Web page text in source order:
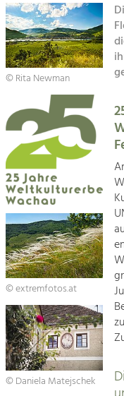
Projects
Kirchen am Fluss
Impressum
Kontakt
Agriculture
Managing and
Landscape.
Tourism
Offer Development
Art & Culture
Crafts, Science and
Social
& Identity
Equality, Youth and
Mobility &
Climate Change,
Renewable Energy.
Economy
Increase in Regional
© Rita Newman
© extremfotos.at
© Daniela Matejschek